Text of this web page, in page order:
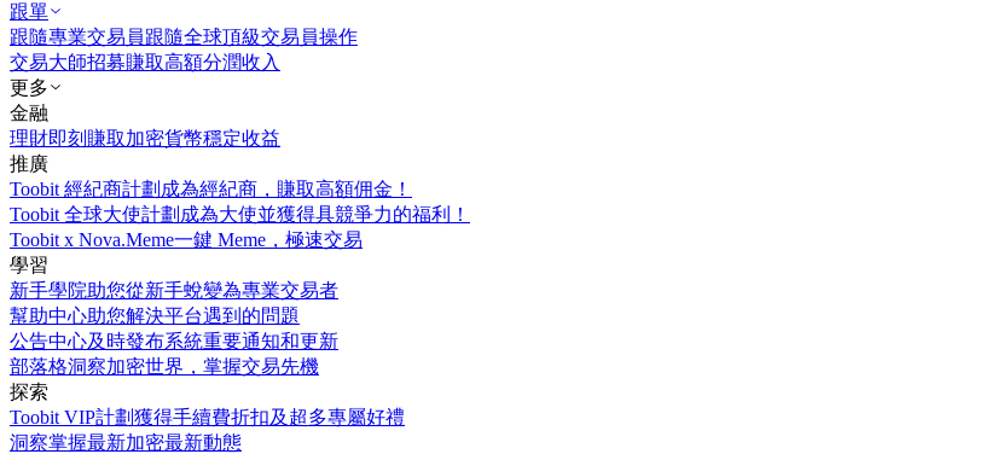
跟單
跟隨專業交易員跟隨全球頂級交易員操作
交易大師招募賺取高額分潤收入
更多
金融
理財即刻賺取加密貨幣穩定收益
推廣
Toobit 經紀商計劃 成為經紀商，賺取高額佣金！
Toobit 全球大使計劃 成為大使並獲得具競爭力的福利！
Toobit x Nova.Meme一鍵 Meme，極速交易
學習
新手學院助您從新手蛻變為專業交易者
幫助中心助您解決平台遇到的問題
公告中心及時發布系統重要通知和更新
部落格洞察加密世界，掌握交易先機
探索
Toobit VIP計劃獲得手續費折扣及超多專屬好禮
洞察掌握最新加密最新動態